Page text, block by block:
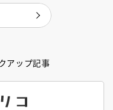
アップ記事